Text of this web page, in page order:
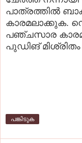
പാത്രത്തില്‍
കാരമലാക്കുക.
പഞ്ചസാര
പുഡിങ്
പങ്കിടുക